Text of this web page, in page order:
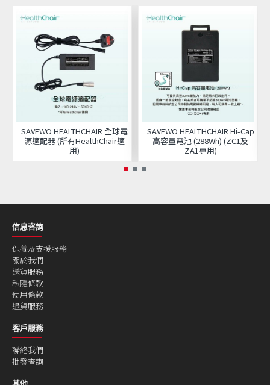
SAVEWO HEALTHCHAIR 全球電
源適配器 (所有HealthChair適
用)
SAVEWO HEALTHCHAIR Hi-Cap
高容量電池 (288Wh) (ZC1及
ZA1專用)
信息咨詢
保養及支援服務
關於我們
送貨服務
私隱條款
使用條款
退貨服務
客戶服務
聯絡我們
批發查詢
其他